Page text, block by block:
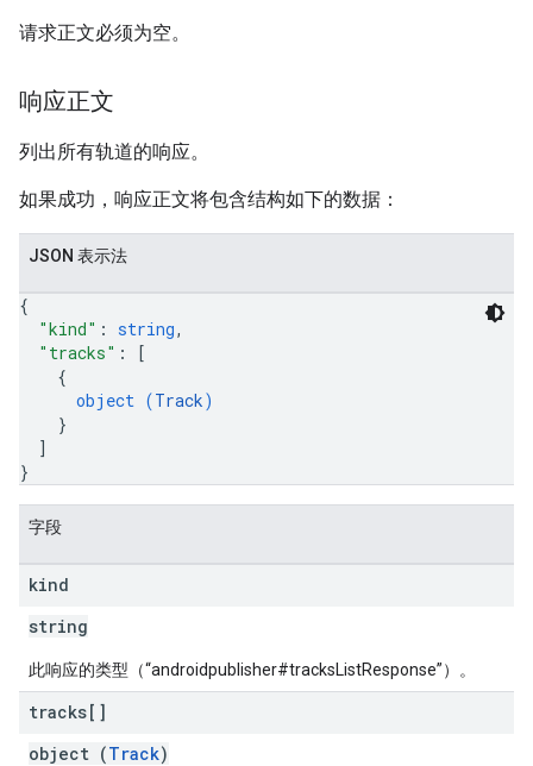
请求正文必须为空。
响应正文
列出所有轨道的响应。
如果成功，响应正文将包含结构如下的数据：
JSON 表示法
{
"kind" : string,
"tracks" :
[
{
object (Track)
}
]
}
字段
kind
string
此响应的类型（“androidpublisher#tracksListResponse”）。
tracks[]
object (Track)